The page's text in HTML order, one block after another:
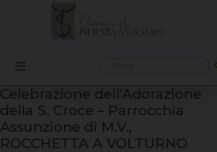
per:
Celebrazione dell’Adorazione
della S. Croce – Parrocchia
Assunzione di M.V.,
ROCCHETTA A VOLTURNO